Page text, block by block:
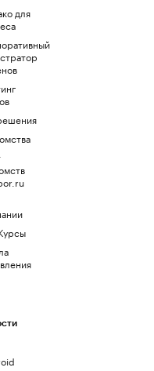
для